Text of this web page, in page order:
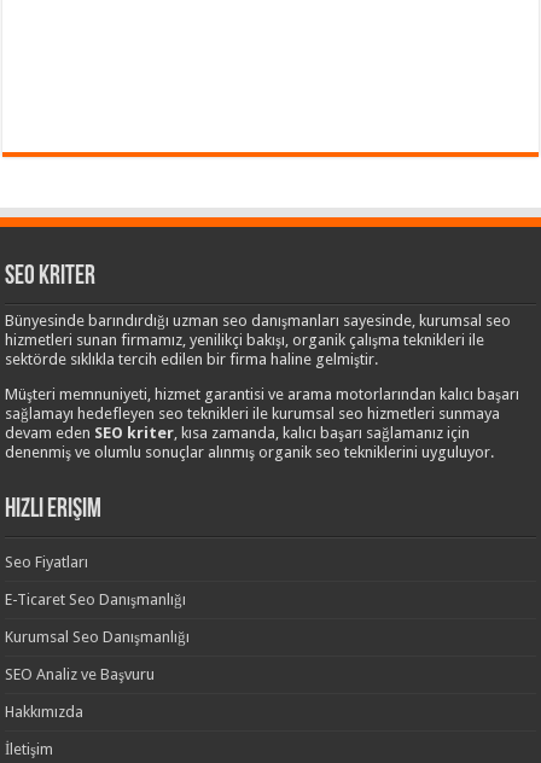
Seo Kriter
Bünyesinde barındırdığı uzman seo danışmanları sayesinde, kurumsal seo
hizmetleri sunan firmamız, yenilikçi bakışı, organik çalışma teknikleri ile
sektörde sıklıkla tercih edilen bir firma haline gelmiştir.
Müşteri memnuniyeti, hizmet garantisi ve arama motorlarından kalıcı başarı
sağlamayı hedefleyen seo teknikleri ile kurumsal seo hizmetleri sunmaya
devam eden SEO kriter, kısa zamanda, kalıcı başarı sağlamanız için
denenmiş ve olumlu sonuçlar alınmış organik seo tekniklerini uyguluyor.
Hızlı Erişim
Seo Fiyatları
E-Ticaret Seo Danışmanlığı
Kurumsal Seo Danışmanlığı
SEO Analiz ve Başvuru
Hakkımızda
İletişim